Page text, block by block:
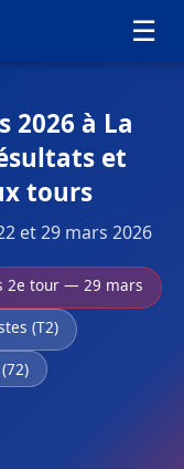
☰
2026 à La
et
tours
et 29 mars 2026
2e tour — 29 mars
(T2)